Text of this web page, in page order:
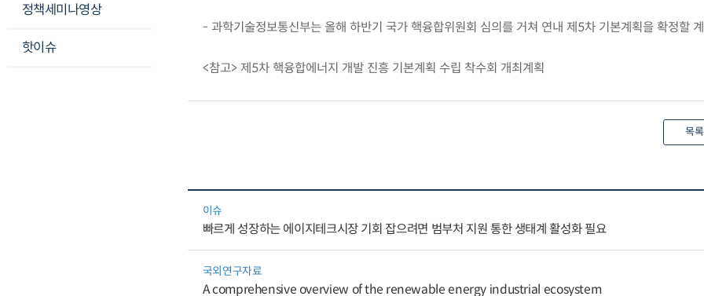
정책세미나영상
핫이슈
- 과학기술정보통신부는 올해 하반기 국가 핵융합위원회 심의를 거쳐 연내 제5차 기본계획을 확정할
<참고> 제5차 핵융합에너지 개발 진흥 기본계획 수립 착수회 개최계획
목록
이슈
빠르게 성장하는 에이지테크시장 기회 잡으려면 범부처 지원 통한 생태계 활성화 필요
국외연구자료
A comprehensive overview of the renewable energy industrial ecosystem